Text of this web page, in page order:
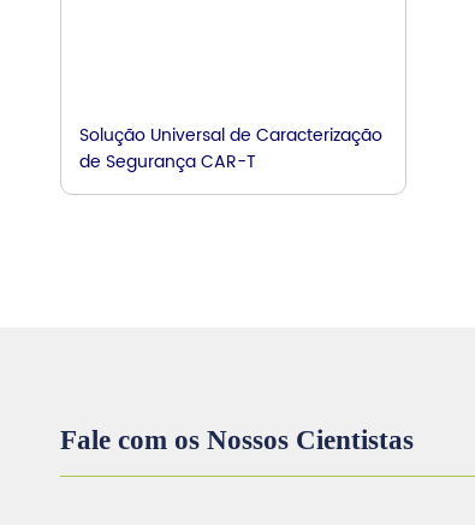
Solução Universal de Caracterização
de Segurança CAR-T
Fale com os Nossos Cientistas